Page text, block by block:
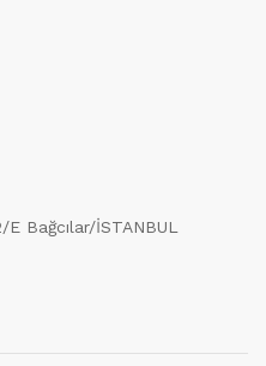
Bağcılar/İSTANBUL